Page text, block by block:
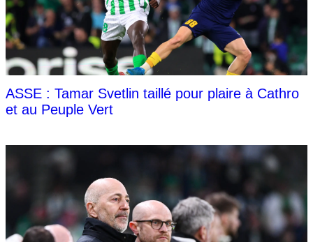
ASSE : Tamar Svetlin taillé pour plaire à Cathro
et au Peuple Vert